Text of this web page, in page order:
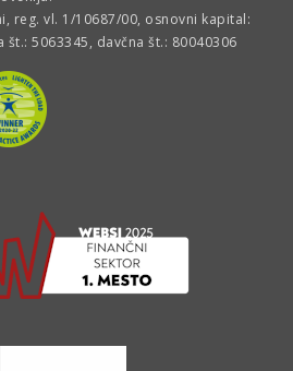
reg. vl. 1/10687/00, osnovni kapital:
št.: 5063345, davčna št.: 80040306